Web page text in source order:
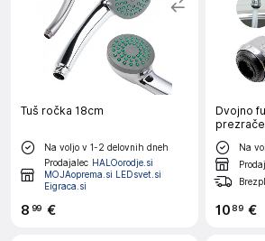
Tuš ročka 18cm
Na voljo v 1-2 delovnih dneh
Prodajalec HALOorodje.si
MOJAoprema.si LEDsvet.si
Eigraca.si
8 99 €
Dvojno
pipo 13cm
Na
10 89 €